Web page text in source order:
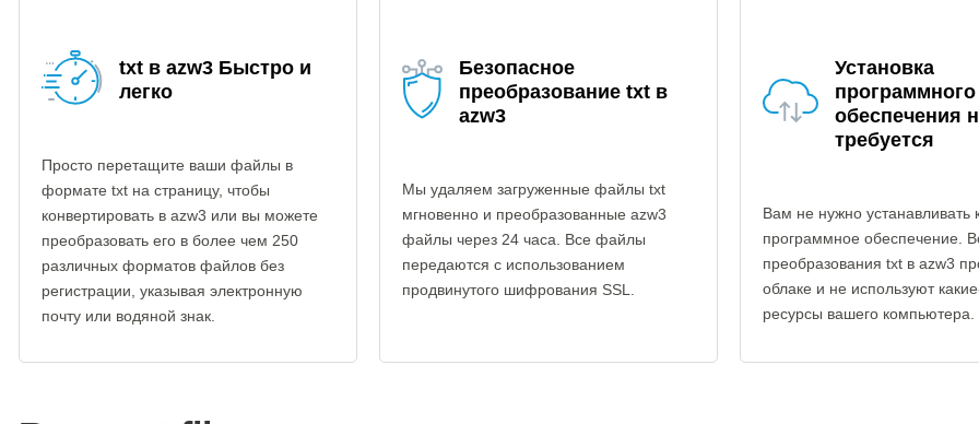
txt в azw3 Быстро и
легко
Просто перетащите ваши файлы в
формате txt на страницу, чтобы
конвертировать в azw3 или вы можете
преобразовать его в более чем 250
различных форматов файлов без
регистрации, указывая электронную
почту или водяной знак.
Безопасное
преобразование txt в
azw3
Мы удаляем загруженные файлы txt
мгновенно и преобразованные azw3
файлы через 24 часа. Все файлы
передаются с использованием
продвинутого шифрования SSL.
Установка
программного
обеспечения
требуется
Вам не нужно устанавливать
программное обеспечение.
преобразования txt в azw3
облаке и не используют
ресурсы вашего компьютера.